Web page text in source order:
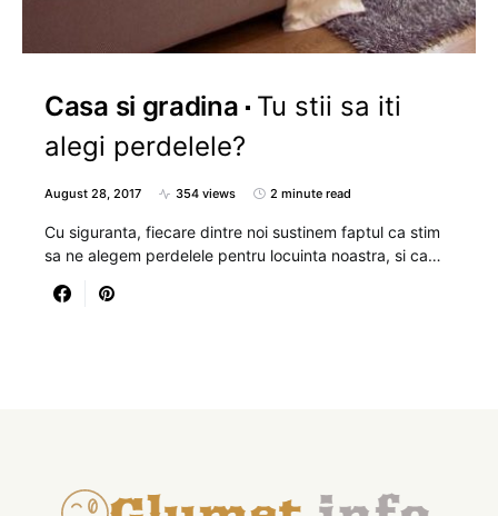
Casa si gradina
Tu stii sa iti
alegi perdelele?
August 28, 2017 354 views 2 minute read
Cu siguranta, fiecare dintre noi sustinem faptul ca stim
sa ne alegem perdelele pentru locuinta noastra, si ca…